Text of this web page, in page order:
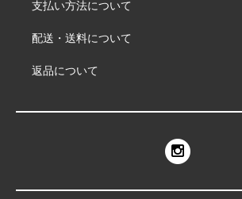
支払い方法について
配送・送料について
返品について